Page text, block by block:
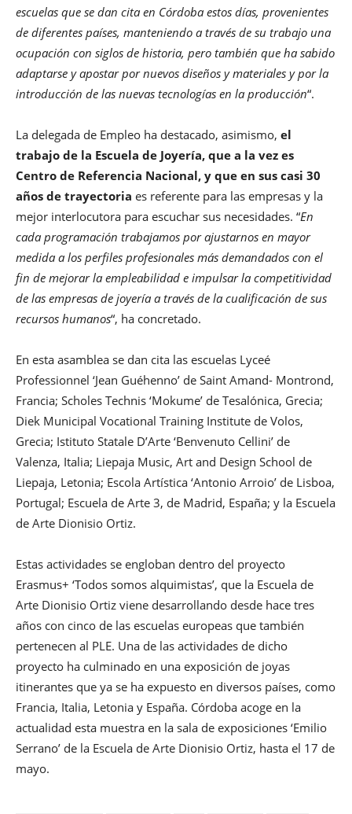
escuelas que se dan cita en Córdoba estos días, provenientes
de diferentes países, manteniendo a través de su trabajo una
ocupación con siglos de historia, pero también que ha sabido
adaptarse y apostar por nuevos diseños y materiales y por la
introducción de las nuevas tecnologías en la producción“.
La delegada de Empleo ha destacado, asimismo, el
trabajo de la Escuela de Joyería, que a la vez es
Centro de Referencia Nacional, y que en sus casi 30
años de trayectoria es referente para las empresas y la
mejor interlocutora para escuchar sus necesidades. “En
cada programación trabajamos por ajustarnos en mayor
medida a los perfiles profesionales más demandados con el
fin de mejorar la empleabilidad e impulsar la competitividad
de las empresas de joyería a través de la cualificación de sus
recursos humanos“, ha concretado.
En esta asamblea se dan cita las escuelas Lyceé
Professionnel ‘Jean Guéhenno’ de Saint Amand- Montrond,
Francia; Scholes Technis ‘Mokume’ de Tesalónica, Grecia;
Diek Municipal Vocational Training Institute de Volos,
Grecia; Istituto Statale D’Arte ‘Benvenuto Cellini’ de
Valenza, Italia; Liepaja Music, Art and Design School de
Liepaja, Letonia; Escola Artística ‘Antonio Arroio’ de Lisboa,
Portugal; Escuela de Arte 3, de Madrid, España; y la Escuela
de Arte Dionisio Ortiz.
Estas actividades se engloban dentro del proyecto
Erasmus+ ‘Todos somos alquimistas’, que la Escuela de
Arte Dionisio Ortiz viene desarrollando desde hace tres
años con cinco de las escuelas europeas que también
pertenecen al PLE. Una de las actividades de dicho
proyecto ha culminado en una exposición de joyas
itinerantes que ya se ha expuesto en diversos países, como
Francia, Italia, Letonia y España. Córdoba acoge en la
actualidad esta muestra en la sala de exposiciones ‘Emilio
Serrano’ de la Escuela de Arte Dionisio Ortiz, hasta el 17 de
mayo.